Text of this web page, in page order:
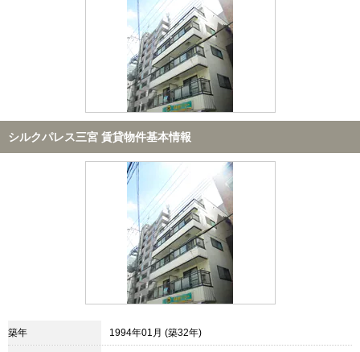
シルクパレス三宮 賃貸物件基本情報
築年 1994年01月 (築32年)